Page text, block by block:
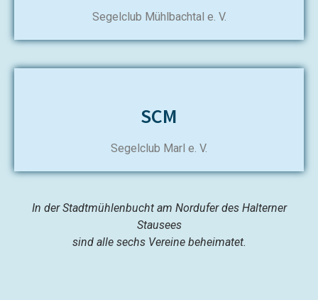
Segelclub Mühlbachtal e. V.
SCM
Segelclub Marl e. V.
In der Stadtmühlenbucht am Nordufer des Halterner
Stausees
sind alle sechs Vereine beheimatet.